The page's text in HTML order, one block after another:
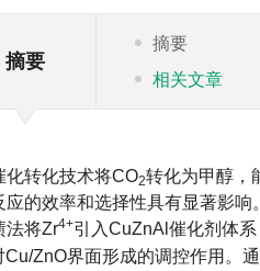
摘要
摘要
相关文章
化转化技术将CO2转化为甲醇，
应的效率和选择性具有显著影
法将Zr4+引入CuZnAl催化剂体
Cu/ZnO界面形成的调控作用。